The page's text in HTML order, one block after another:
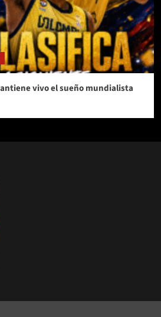
vivo el sueño mundialista